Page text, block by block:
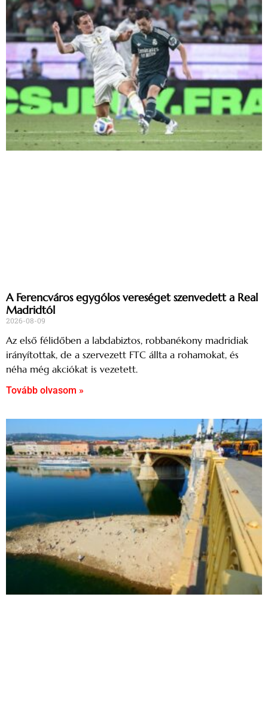
A Ferencváros egygólos vereséget szenvedett a Real
Madridtól
2026-08-09
Az első félidőben a labdabiztos, robbanékony madridiak
irányítottak, de a szervezett FTC állta a rohamokat, és
néha még akciókat is vezetett.
Tovább olvasom »